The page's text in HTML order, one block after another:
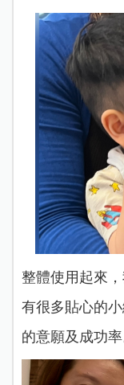
整體使用起來
有很多貼心的
的意願及成功率